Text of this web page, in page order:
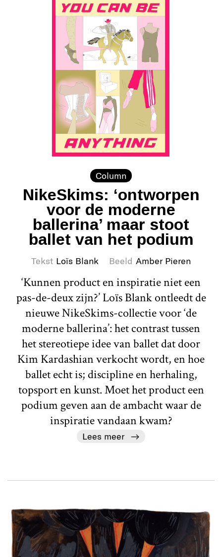
Column
NikeSkims: ‘ontworpen
voor de moderne
ballerina’ maar stoot
ballet van het podium
Tekst Loïs Blank Beeld Amber Pieren
‘Kunnen product en inspiratie niet een
pas-de-deux zijn?’ Loïs Blank ontleedt de
nieuwe NikeSkims-collectie voor ‘de
moderne ballerina’: het contrast tussen
het stereotiepe idee van ballet dat door
Kim Kardashian verkocht wordt, en hoe
ballet echt is; discipline en herhaling,
topsport en kunst. Moet het product een
podium geven aan de ambacht waar de
inspiratie vandaan kwam?
Lees meer